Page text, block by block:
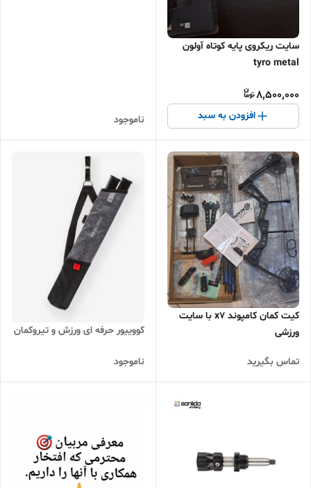
سایت ریکروی پایه کوتاه آولون
tyro metal
8,500,000
افزودن به سبد ناموجود
کیت کمان کامپوند x7 با سایت
ورزشی
تماس بگیرید
کووییور حرفه ای ورزش و تیروکمان
ناموجود